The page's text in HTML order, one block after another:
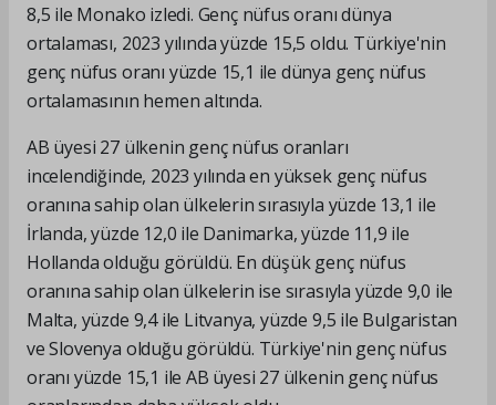
8,5 ile Monako izledi. Genç nüfus oranı dünya
ortalaması, 2023 yılında yüzde 15,5 oldu. Türkiye'nin
genç nüfus oranı yüzde 15,1 ile dünya genç nüfus
ortalamasının hemen altında.
AB üyesi 27 ülkenin genç nüfus oranları
incelendiğinde, 2023 yılında en yüksek genç nüfus
oranına sahip olan ülkelerin sırasıyla yüzde 13,1 ile
İrlanda, yüzde 12,0 ile Danimarka, yüzde 11,9 ile
Hollanda olduğu görüldü. En düşük genç nüfus
oranına sahip olan ülkelerin ise sırasıyla yüzde 9,0 ile
Malta, yüzde 9,4 ile Litvanya, yüzde 9,5 ile Bulgaristan
ve Slovenya olduğu görüldü. Türkiye'nin genç nüfus
oranı yüzde 15,1 ile AB üyesi 27 ülkenin genç nüfus